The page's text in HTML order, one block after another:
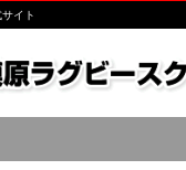
イト